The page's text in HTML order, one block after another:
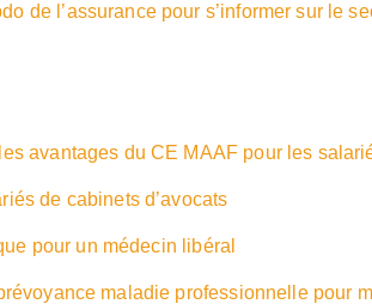
de l’assurance pour s’informer sur le
avantages du CE MAAF pour les
de cabinets d’avocats
pour un médecin libéral
maladie professionnelle pour